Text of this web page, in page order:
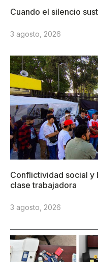
Cuando el silencio
3 agosto, 2026
Conflictividad social y
clase trabajadora
3 agosto, 2026